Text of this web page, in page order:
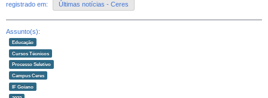
registrado em: Últimas notícias - Ceres
Assunto(s):
Educação
Cursos Técnicos
Processo Seletivo
Campus Ceres
IF Goiano